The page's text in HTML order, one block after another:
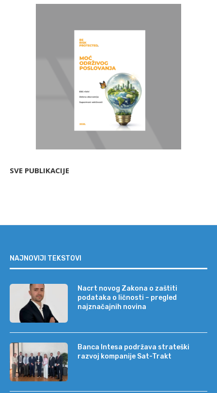
SVE PUBLIKACIJE
NAJNOVIJI TEKSTOVI
Nacrt novog Zakona o zaštiti
podataka o ličnosti – pregled
najznačajnih novina
Banca Intesa podržava strateški
razvoj kompanije Sat-Trakt